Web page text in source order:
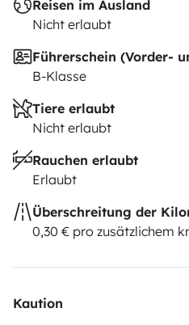
Reisen im Ausland
Nicht erlaubt
Führerschein (Vorder-
B-Klasse
Tiere erlaubt
Nicht erlaubt
Rauchen erlaubt
Erlaubt
Überschreitung der
0,30 € pro zusätzlichem
Kaution